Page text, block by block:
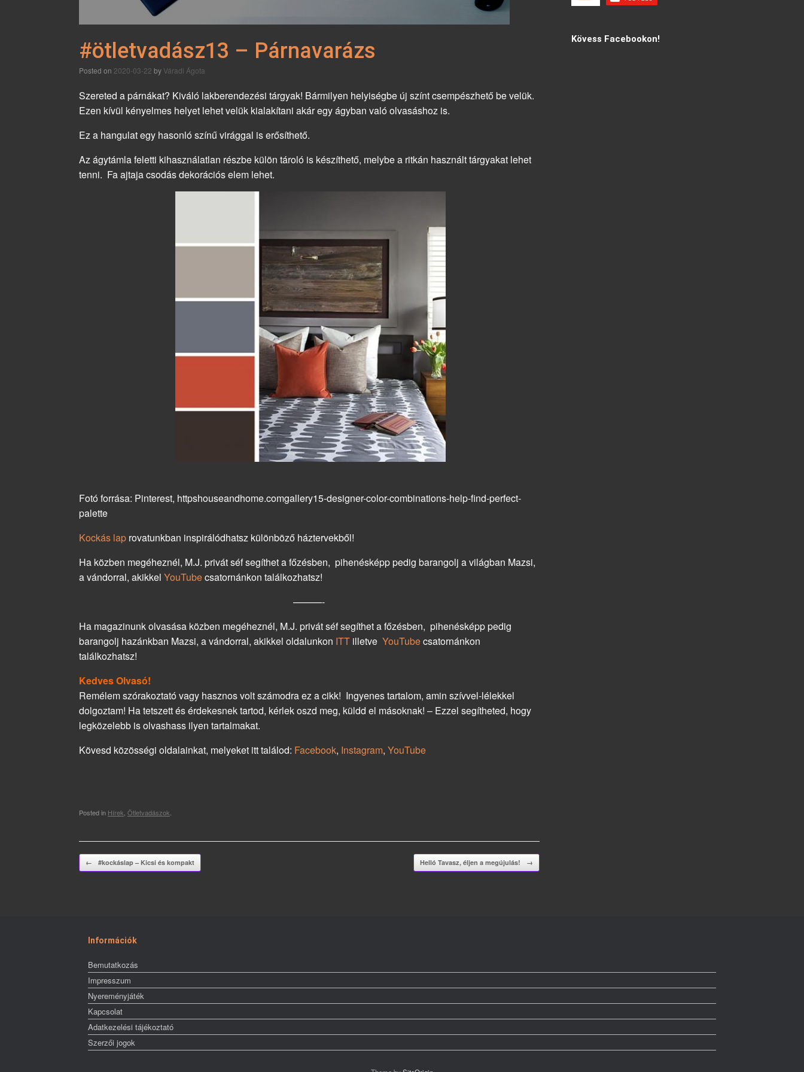
#ötletvadász13 – Párnavarázs
Posted on 2020-03-22 by Váradi Ágota
Szereted a párnákat? Kiváló lakberendezési tárgyak! Bármilyen helyiségbe új színt csempészhető be velük.
Ezen kívül kényelmes helyet lehet velük kialakítani akár egy ágyban való olvasáshoz is.
Ez a hangulat egy hasonló színű virággal is erősíthető.
Az ágytámla feletti kihasználatlan részbe külön tároló is készíthető, melybe a ritkán használt tárgyakat lehet
tenni. Fa ajtaja csodás dekorációs elem lehet.
Fotó forrása: Pinterest, httpshouseandhome.comgallery15-designer-color-combinations-help-find-perfect-
palette
Kockás lap rovatunkban inspirálódhatsz különböző háztervekből!
Ha közben megéheznél, M.J. privát séf segíthet a főzésben, pihenésképp pedig barangolj a világban Mazsi,
a vándorral, akikkel YouTubecsatornánkon találkozhatsz!
———-
Ha magazinunk olvasása közben megéheznél, M.J. privát séf segíthet a főzésben, pihenésképp pedig
barangolj hazánkban Mazsi, a vándorral, akikkel oldalunkon ITT illetve YouTubecsatornánkon
találkozhatsz!
Kedves Olvasó!
Remélem szórakoztató vagy hasznos volt számodra ez a cikk! Ingyenes tartalom, amin szívvel-lélekkel
dolgoztam! Ha tetszett és érdekesnek tartod, kérlek oszd meg, küldd el másoknak! – Ezzel segítheted, hogy
legközelebb is olvashass ilyen tartalmakat.
Kövesd közösségi oldalainkat, melyeket itt találod: Facebook, Instagram, YouTube
Posted in Hírek Ötletvadászok
Post navigation
← #kockáslap – Kicsi és kompakt Helló Tavasz, éljen a megújulás! →
Kövess Facebookon!
Információk
Bemutatkozás
Impresszum
Nyereményjáték
Kapcsolat
Adatkezelési tájékoztató
Szerzői jogok